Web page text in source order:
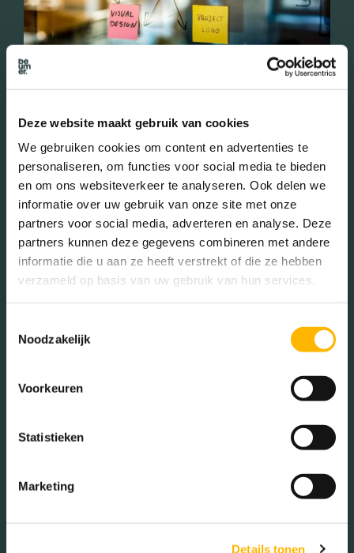
Deze website maakt gebruik van cookies
We gebruiken cookies om content en advertenties te
personaliseren, om functies voor social media te bieden
en om ons websiteverkeer te analyseren. Ook delen we
informatie over uw gebruik van onze site met onze
partners voor social media, adverteren en analyse. Deze
partners kunnen deze gegevens combineren met andere
informatie die u aan ze heeft verstrekt of die ze hebben
verzameld op basis van uw gebruik van hun services.
Noodzakelijk
Voorkeuren
Statistieken
Marketing
Details tonen
Uniek bij Beumer
Creatief, modern en vernieuwend, maar altijd dichtbij en
behulpzaam
Dedicated marketingafdeling voor alle promotie voor je
huis
Eigen woningfotograaf die de woning optimaal in beeld
weet te brengen. Bekijkhierwaar je op moet letten als de
fotograaf langskomt.
Frans ‘de bordenman’ zorgt ervoor dat de te koop borden
en nog veel
meer
Veelgestelde vragen